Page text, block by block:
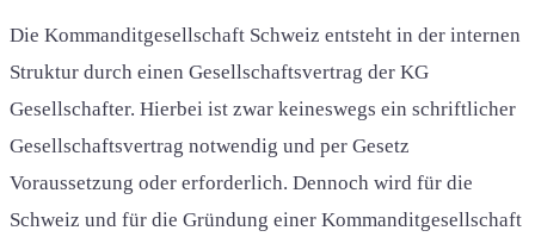
Die Kommanditgesellschaft Schweiz entsteht in der internen
Struktur durch einen Gesellschaftsvertrag der KG
Gesellschafter. Hierbei ist zwar keineswegs ein schriftlicher
Gesellschaftsvertrag notwendig und per Gesetz
Voraussetzung oder erforderlich. Dennoch wird für die
Schweiz und für die Gründung einer Kommanditgesellschaft